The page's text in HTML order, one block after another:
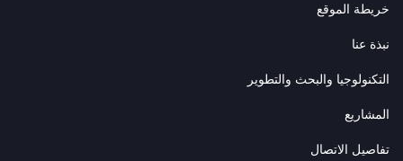
خريطة الموقع
نبذة عنا
التكنولوجيا والبحث والتطوير
المشاريع
تفاصيل الاتصال